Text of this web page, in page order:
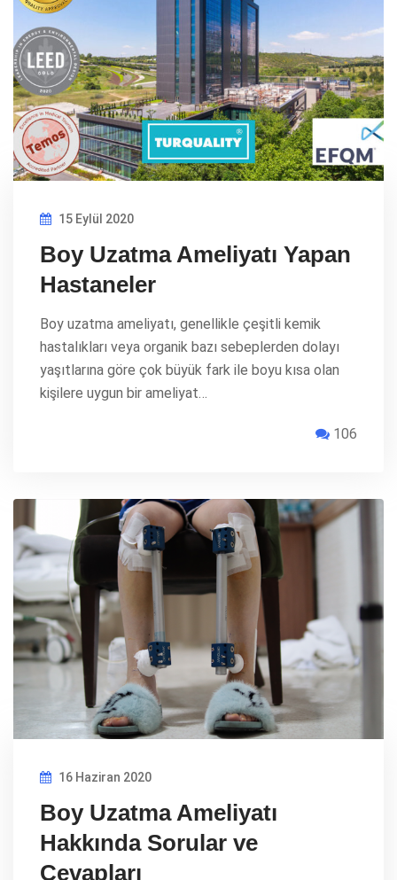
15 Eylül 2020
Boy Uzatma Ameliyatı Yapan
Hastaneler
Boy uzatma ameliyatı, genellikle çeşitli kemik
hastalıkları veya organik bazı sebeplerden dolayı
yaşıtlarına göre çok büyük fark ile boyu kısa olan
kişilere uygun bir ameliyat…
106
16 Haziran 2020
Boy Uzatma Ameliyatı
Hakkında Sorular ve
Cevapları